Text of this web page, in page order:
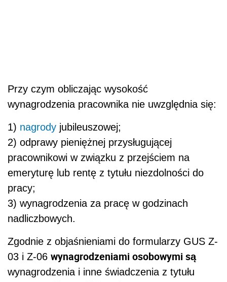
Przy czym obliczając wysokość
wynagrodzenia pracownika nie uwzględnia się:
1) nagrody jubileuszowej;
2) odprawy pieniężnej przysługującej
pracownikowi w związku z przejściem na
emeryturę lub rentę z tytułu niezdolności do
pracy;
3) wynagrodzenia za pracę w godzinach
nadliczbowych.
Zgodnie z objaśnieniami do formularzy GUS Z-
03 i Z-06 wynagrodzeniami osobowymi są
wynagrodzenia i inne świadczenia z tytułu